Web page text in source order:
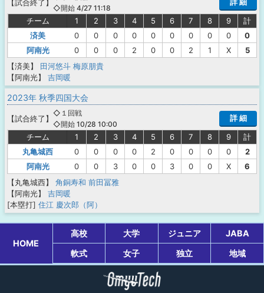
【試合終了 】
◇開始 4/27 11:18
チーム 1 2 3 4 5 6 7 8 9
計
済美
0 0 0 0 0 0 0 0 0
0
阿南光
0 0 0 2 0 0 2 1 X
5
【済美】
田河悠斗 梅原朋貴
【阿南光】
吉岡暖
2023年 秋季四国大会
【試合終了 】
◇１回戦
◇開始 10/28 10:00
詳 細
チーム 1 2 3 4 5 6 7 8 9
計
丸亀城西
0 0 0 0 2 0 0 0 0
2
阿南光
0 0 3 0 0 3 0 0 X
6
【丸亀城西】
角銅寿和 前田冨雅
【阿南光】
吉岡暖
[本塁打] 住江 慶次郎（阿）
HOME
高校 大学 ジュニア
JABA
軟式
女子 独立 地域